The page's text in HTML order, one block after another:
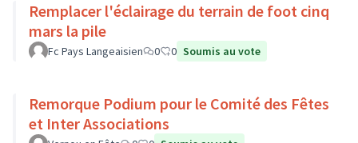
Remplacer l'éclairage du terrain de foot cinq
mars la pile
Fc Pays Langeaisien 0 0 Soumis au vote
Remorque Podium pour le Comité des Fêtes
et Inter Associations